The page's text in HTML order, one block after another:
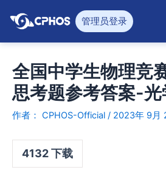
管理员登录
全国中学生物理竞
思考题参考答案-光
作者： CPHOS-Official / 2023年 9月
4132下载